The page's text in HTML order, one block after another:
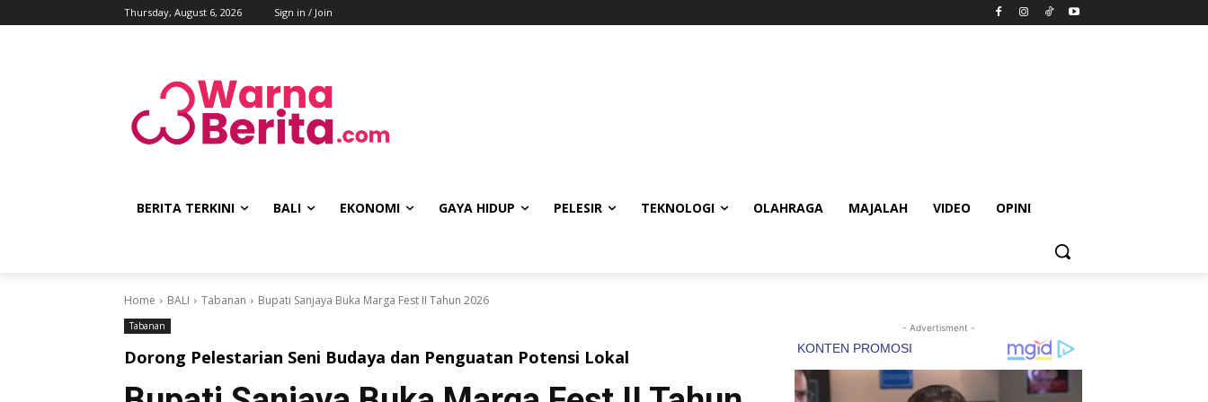
Thursday, August 6, 2026 Sign in / Join
BERITA TERKINI BALI EKONOMI GAYA HIDUP PELESIR TEKNOLOGI OLAHRAGA MAJALAH VIDEO OPINI
Home BALI Tabanan Bupati Sanjaya Buka Marga Fest II Tahun 2026
Tabanan
Dorong Pelestarian Seni Budaya dan Penguatan Potensi Lokal
- Advertisment -